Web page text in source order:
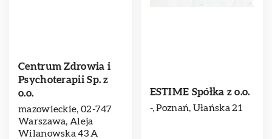
Centrum Zdrowia i
Psychoterapii Sp. z
o.o.
mazowieckie, 02-747
Warszawa, Aleja
Wilanowska 43 A
ESTIME Spółka z o.o.
-, Poznań, Ułańska 21